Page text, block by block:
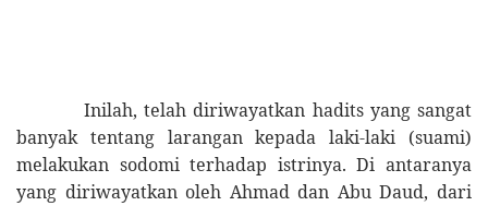
Inilah, telah diriwayatkan hadits yang sangat
banyak tentang larangan kepada laki-laki (suami)
melakukan sodomi terhadap istrinya. Di antaranya
yang diriwayatkan oleh Ahmad dan Abu Daud, dari